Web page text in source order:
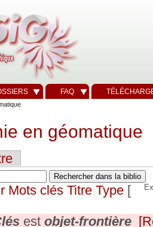
FAQ
en géomatique
Mots clés Titre Type [
est objet-frontière